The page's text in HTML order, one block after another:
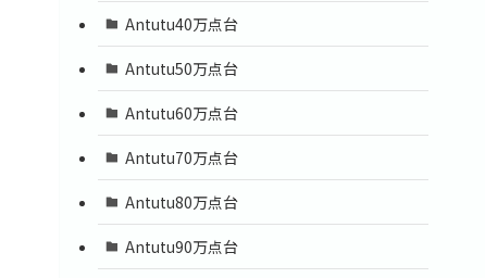
Antutu40万点台
Antutu50万点台
Antutu60万点台
Antutu70万点台
Antutu80万点台
Antutu90万点台